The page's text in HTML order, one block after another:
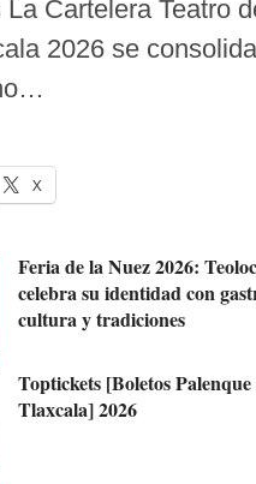
Cartelera Teatro
2026 se
X
Feria de la Nuez 2026:
celebra su identidad con
cultura y tradiciones
Toptickets [Boletos
Tlaxcala] 2026